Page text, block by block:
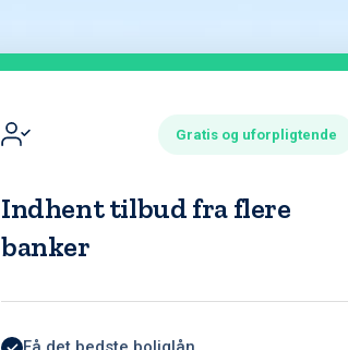
Gratis og uforpligtende
Indhent tilbud fra flere
banker